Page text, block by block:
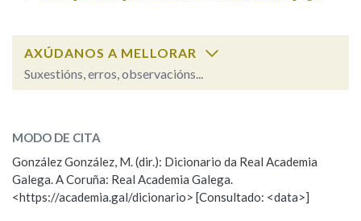
LIMPAR
AXÚDANOS A MELLORAR
Suxestións, erros, observacións...
pego (substantivo)
pego, pega (adxectivo)
ESCOLLE UNHA OPCIÓN:
MODO DE CITA
González González, M. (dir.): Dicionario da Real Academia
Galega. A Coruña: Real Academia Galega.
<https://academia.gal/dicionario> [Consultado: <data>]